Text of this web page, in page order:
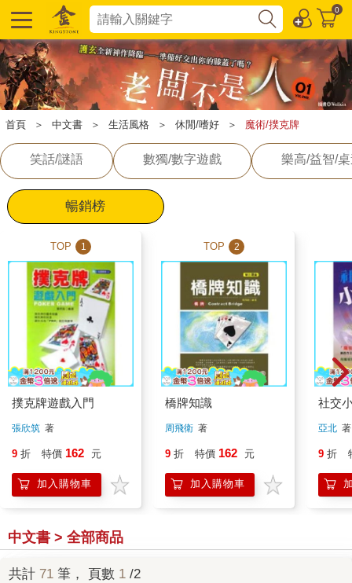
0
首頁 ＞ 中文書 ＞ 生活風格 ＞ 休閒/嗜好 ＞ 魔術/撲克牌
笑話/謎語 數獨/數字遊戲 樂高/益智/
暢銷榜
TOP 1
撲克牌遊戲入門
張欣筑 著
9 折 特價 162 元
加入購物車
TOP 2
橋牌知識
周飛衛 著
9 折 特價 162 元
加入購物車
社交
亞北 著
9 折
中文書 > 全部商品
共計 71 筆， 頁數 1 /2